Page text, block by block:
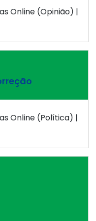
Online (Opinião) |
Online (Política) |